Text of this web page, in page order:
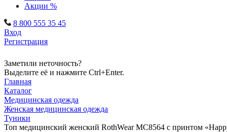
Акции %
8 800 555 35 45
Вход
Регистрация
Заметили неточность?
Выделите её и нажмите Ctrl+Enter.
Главная
Каталог
Медицинская одежда
Женская медицинская одежда
Туники
Топ медицинский женский RothWear MC8564 с принтом